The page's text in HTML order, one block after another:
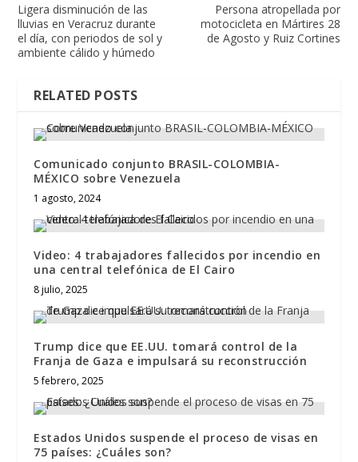
Ligera disminución de las
lluvias en Veracruz durante
el día, con periodos de sol y
ambiente cálido y húmedo
Persona atropellada por
motocicleta en Mártires 28
de Agosto y Ruiz Cortines
RELATED POSTS
Comunicado conjunto BRASIL-COLOMBIA-
MÉXICO sobre Venezuela
1 agosto, 2024
Video: 4 trabajadores fallecidos por incendio en
una central telefónica de El Cairo
8 julio, 2025
Trump dice que EE.UU. tomará control de la
Franja de Gaza e impulsará su reconstrucción
5 febrero, 2025
Estados Unidos suspende el proceso de visas en
75 países: ¿Cuáles son?